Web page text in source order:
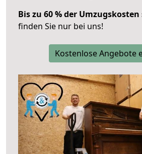
Bis zu 60 % der
finden Sie nur bei uns!
Kostenlose Angebote